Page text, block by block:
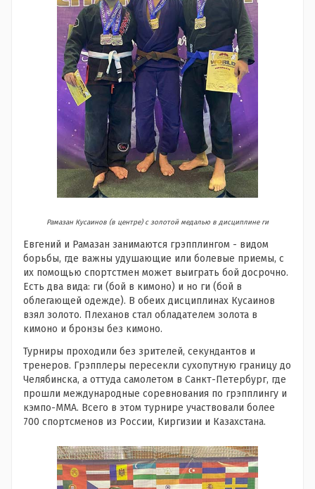
Рамазан Кусаинов (в центре) с золотой медалью в дисциплине ги
Евгений и Рамазан занимаются грэпплингом - видом
борьбы, где важны удушающие или болевые приемы, с
их помощью спортстмен может выиграть бой досрочно.
Есть два вида: ги (бой в кимоно) и но ги (бой в
облегающей одежде). В обеих дисциплинах Кусаинов
взял золото. Плеханов стал обладателем золота в
кимоно и бронзы без кимоно.
Турниры проходили без зрителей, секундантов и
тренеров. Грэпплеры пересекли сухопутную границу до
Челябинска, а оттуда самолетом в Санкт-Петербург, где
прошли международные соревнования по грэпплингу и
кэмпо-MMA. Всего в этом турнире участвовали более
700 спортсменов из России, Киргизии и Казахстана.